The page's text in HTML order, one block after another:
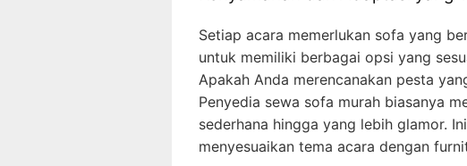
Setiap acara memerlukan sofa yang
untuk memiliki berbagai opsi yang
Apakah Anda merencanakan pesta
Penyedia sewa sofa murah biasanya
sederhana hingga yang lebih glamor.
menyesuaikan tema acara dengan